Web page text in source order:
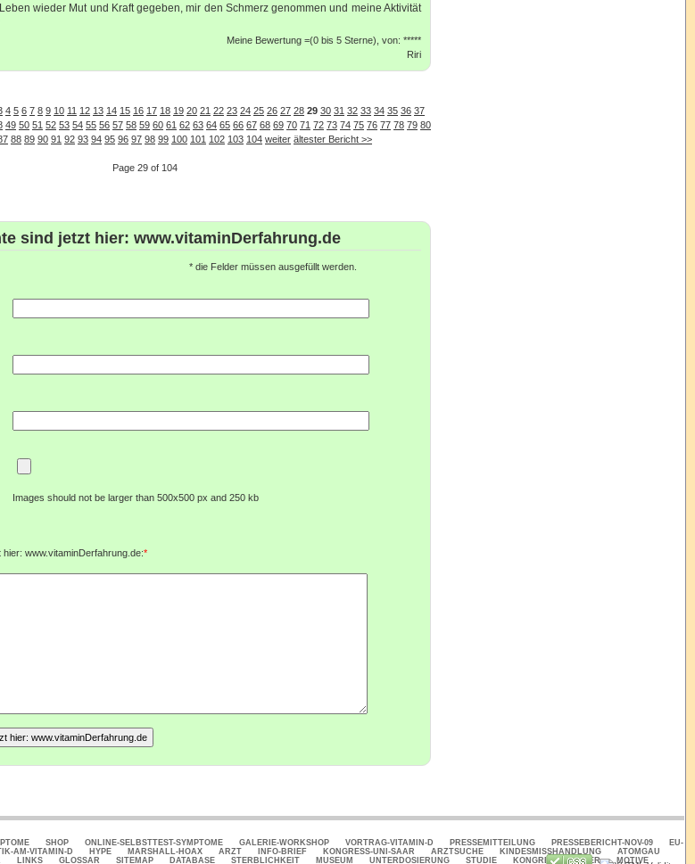
wieder Mut und Kraft gegeben, mir den Schmerz genommen und meine Aktivität
Meine Bewertung =(0 bis 5 Sterne), von: *****
Riri
4 5 6 7 8 9 10 11 12 13 14 15 16 17 18 19 20 21 22 23 24 25 26 27 28 29 30 31 32 33 34 35 36 37
49 50 51 52 53 54 55 56 57 58 59 60 61 62 63 64 65 66 67 68 69 70 71 72 73 74 75 76 77 78 79 80
88 89 90 91 92 93 94 95 96 97 98 99 100 101 102 103 104 weiter ältester Bericht >>
Page 29 of 104
sind jetzt hier: www.vitaminDerfahrung.de
* die Felder müssen ausgefüllt werden.
Images should not be larger than 500x500 px and 250 kb
www.vitaminDerfahrung.de:*
SHOP ONLINE-SELBSTTEST-SYMPTOME GALERIE-WORKSHOP VORTRAG-VITAMIN-D PRESSEMITTEILUNG PRESSEBERICHT-NOV-09
EU-
AM-VITAMIN-D HYPE MARSHALL-HOAX ARZT INFO-BRIEF KONGRESS-UNI-SAAR ARZTSUCHE KINDESMISSHANDLUNG
ATOMGAU
LINKS GLOSSAR SITEMAP DATABASE STERBLICHKEIT MUSEUM UNTERDOSIERUNG STUDIE KONGRESS ÜBER MOTIVE